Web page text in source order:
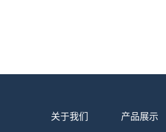
关于我们 产品展示